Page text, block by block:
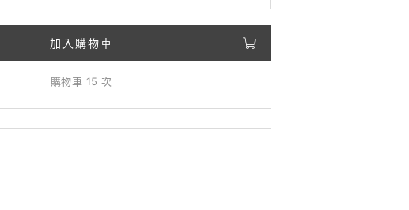
加入購物車
購物車 15 次